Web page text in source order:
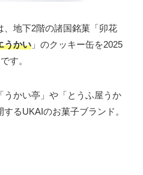
地下2階の諸国銘菓「卯花
うかい 」のクッキー缶を2025
す。
うかい亭」や「とうふ屋うか
るUKAIのお菓子ブランド。